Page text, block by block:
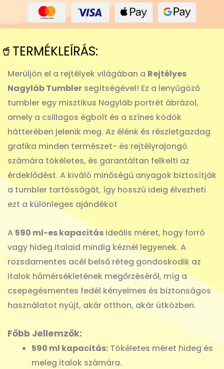
🥤TERMÉKLEÍRÁS:
Merüljön el a rejtélyek világában a Rejtélyes
Nagyláb Tumbler segítségével! Ez a lenyűgöző
tumbler egy misztikus Nagyláb portrét ábrázol,
amely a csillagos égbolt és a színes ködök
hátterében jelenik meg. Az élénk és részletgazdag
grafika minden természet- és rejtélyrajongó
számára tökéletes, és garantáltan felkelti az
érdeklődést. A kiváló minőségű anyagok biztosítják
a tumbler tartósságát, így hosszú ideig élvezheti
ezt a különleges ajándékot
A 590 ml-es kapacitásideális méret, hogy forró
vagy hideg italaid mindig kéznél legyenek. A
rozsdamentes acél belső réteg gondoskodik az
italok hőmérsékletének megőrzéséről, míg a
csepegésmentes fedél kényelmes és biztonságos
használatot nyújt, akár otthon, akár útközben.
Főbb Jellemzők:
590 ml kapacitás: Tökéletes méret hideg és
meleg italok számára.